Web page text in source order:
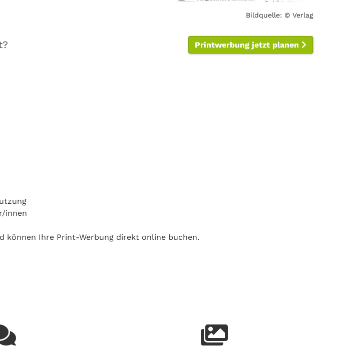
Bildquelle: © Verlag
Printwerbung jetzt planen
innen
können Ihre Print-Werbung direkt online buchen.